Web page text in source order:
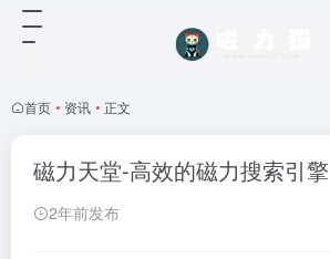
首页 • 资讯 • 正文
磁力天堂-高效的磁力搜索引擎
2年前发布